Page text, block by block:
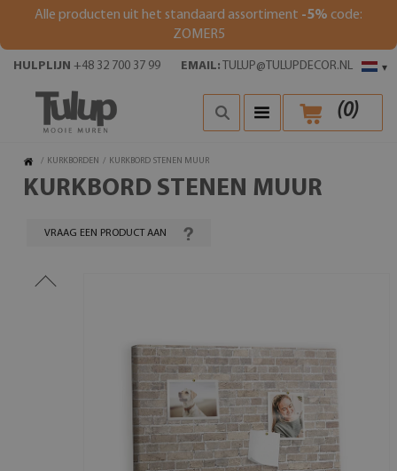
Alle producten uit het standaard assortiment -5% code:
ZOMER5
▾
HULPLIJN +48 32 700 37 99 EMAIL: TULUP@TULUPDECOR.NL
(0)
/ KURKBORDEN / KURKBORD STENEN MUUR
KURKBORD STENEN MUUR
VRAAG EEN PRODUCT AAN